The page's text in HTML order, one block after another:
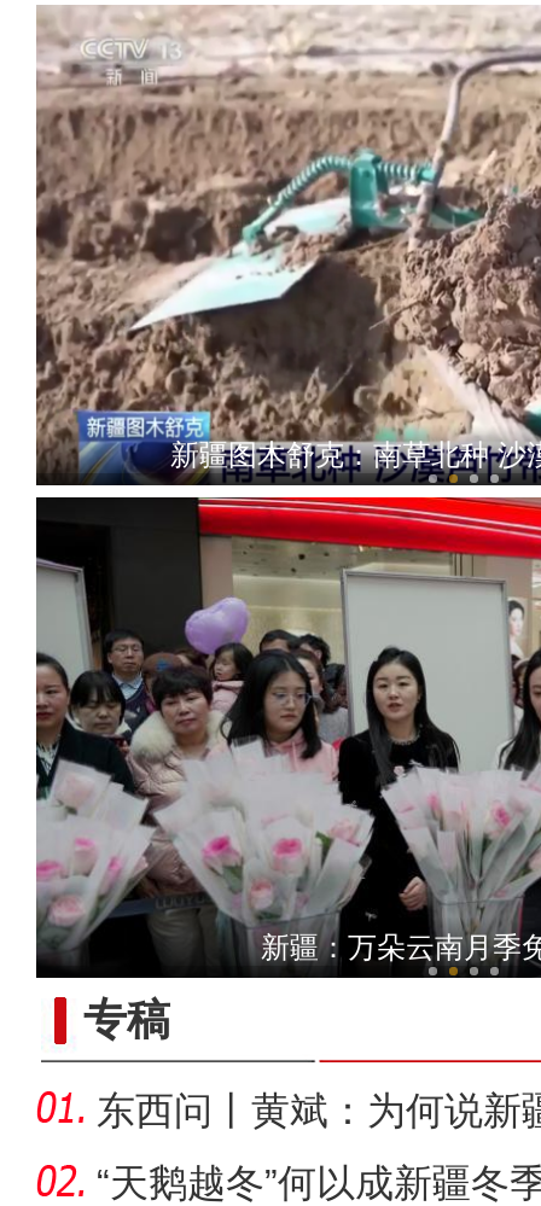
新疆图木舒克：南草北种 沙
新疆铁门关：迎数千只灰
新疆：万朵云南月季
专稿
东西问丨黄斌：为何说新
一部交
“天鹅越冬”何以成新疆冬